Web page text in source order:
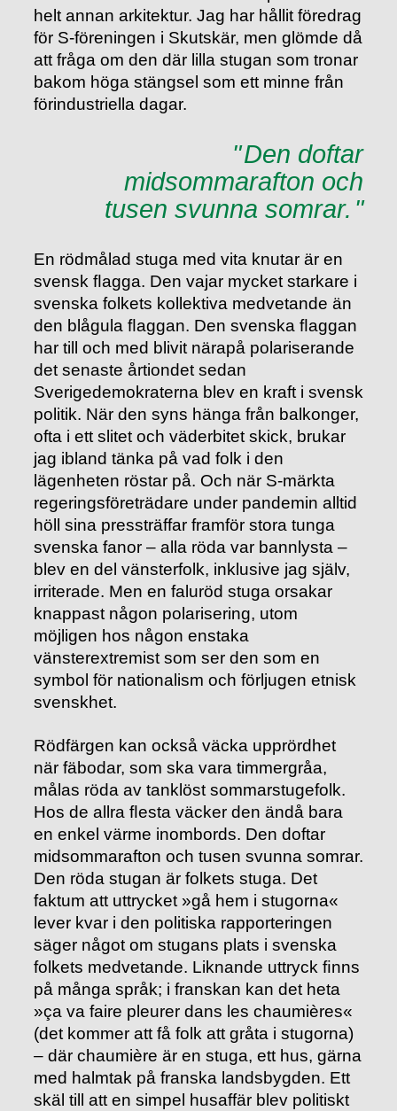
helt annan arkitektur. Jag har hållit föredrag
för S-föreningen i Skutskär, men glömde då
att fråga om den där lilla stugan som tronar
bakom höga stängsel som ett minne från
förindustriella dagar.
Den doftar
midsommarafton och
tusen svunna somrar.
En rödmålad stuga med vita knutar är en
svensk ﬂagga. Den vajar mycket starkare i
svenska folkets kollektiva medvetande än
den blågula ﬂaggan. Den svenska ﬂaggan
har till och med blivit närapå polariserande
det senaste årtiondet sedan
Sverigedemokraterna blev en kraft i svensk
politik. När den syns hänga från balkonger,
ofta i ett slitet och väderbitet skick, brukar
jag ibland tänka på vad folk i den
lägenheten röstar på. Och när S-märkta
regeringsföreträdare under pandemin alltid
höll sina pressträffar framför stora tunga
svenska fanor – alla röda var bannlysta –
blev en del vänsterfolk, inklusive jag själv,
irriterade. Men en faluröd stuga orsakar
knappast någon polarisering, utom
möjligen hos någon enstaka
vänsterextremist som ser den som en
symbol för nationalism och förljugen etnisk
svenskhet.
Rödfärgen kan också väcka upprördhet
när fäbodar, som ska vara timmergråa,
målas röda av tanklöst sommarstugefolk.
Hos de allra ﬂesta väcker den ändå bara
en enkel värme inombords. Den doftar
midsommarafton och tusen svunna somrar.
Den röda stugan är folkets stuga. Det
faktum att uttrycket »gå hem i stugorna«
lever kvar i den politiska rapporteringen
säger något om stugans plats i svenska
folkets medvetande. Liknande uttryck ﬁnns
på många språk; i franskan kan det heta
»ça va faire pleurer dans les chaumières«
(det kommer att få folk att gråta i stugorna)
– där chaumière är en stuga, ett hus, gärna
med halmtak på franska landsbygden. Ett
skäl till att en simpel husaffär blev politiskt